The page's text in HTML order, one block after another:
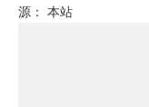
源： 本站